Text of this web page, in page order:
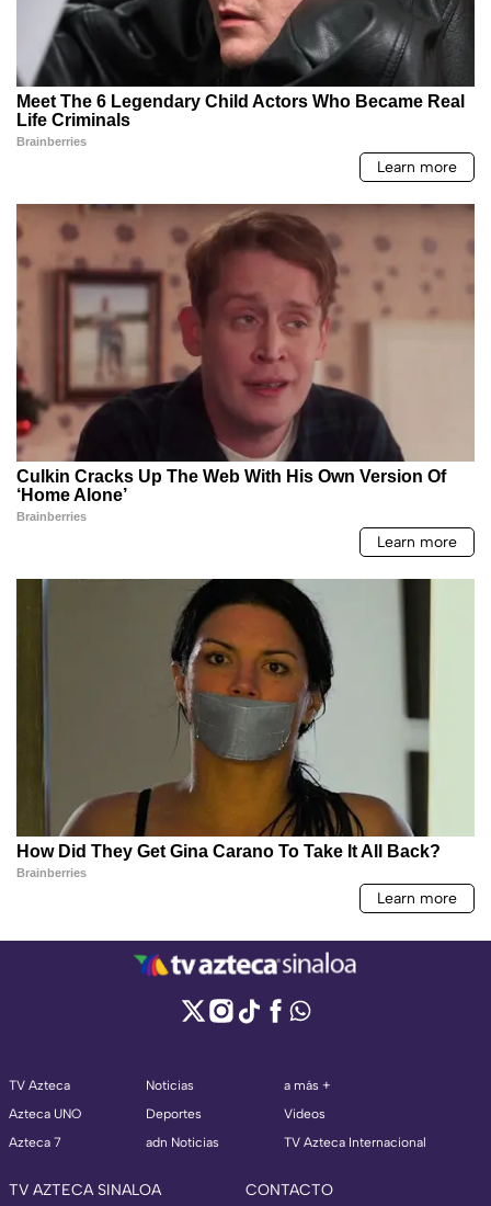
TV Azteca
Azteca UNO
Azteca 7
Noticias
Deportes
adn Noticias
a más +
Videos
TV Azteca Internacional
TV AZTECA SINALOA CONTACTO